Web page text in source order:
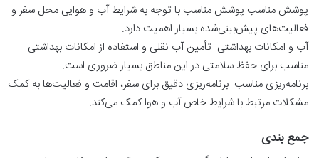
پوشش مناسب پوشش مناسب با توجه به شرایط آب و هوایی محل سفر و
فعالیت‌های پیش‌بینی‌شده بسیار اهمیت دارد.
آب و امکانات بهداشتی تأمین آب نقلی و استفاده از امکانات بهداشتی
مناسب برای حفظ سلامتی در این مناطق بسیار ضروری است.
برنامه‌ریزی مناسب برنامه‌ریزی دقیق برای سفر، اقامت و فعالیت‌ها به کمک
مشکلات مرتبط با شرایط خاص آب و هوا کمک می‌کند.
جمع بندی